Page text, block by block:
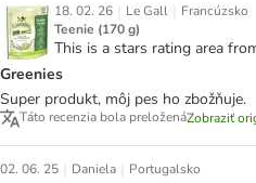
18. 02. 26 | Le Gall | Francúzsko
Teenie (170 g)
This is a stars rating area
Greenies
Super produkt, môj pes ho zbožňuje.
Táto recenzia bola preloženáZobraziť
02. 06. 25 | Daniela | Portugalsko